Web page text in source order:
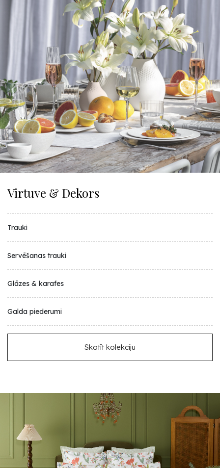
Virtuve & Dekors
Trauki
Servēšanas trauki
Glāzes & karafes
Galda piederumi
Skatīt kolekciju